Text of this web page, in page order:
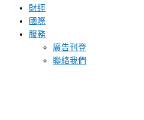
財經
國際
服務
廣告刊登
聯絡我們